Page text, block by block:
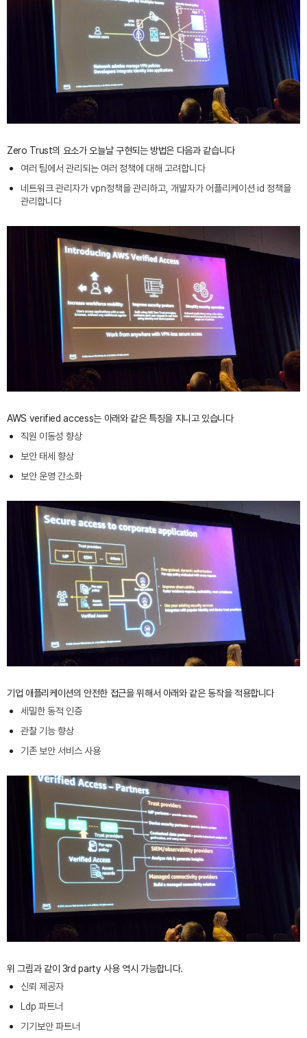
Zero Trust의 요소가 오늘날 구현되는 방법은 다음과 같습니다
여러 팀에서 관리되는 여러 정책에 대해 고려합니다
네트워크 관리자가 vpn정책을 관리하고, 개발자가 어플리케이션 id 정책을
관리합니다
AWS verified access는 아래와 같은 특징을 지니고 있습니다
직원 이동성 향상
보안 태세 향상
보안 운영 간소화
기업 애플리케이션의 안전한 접근을 위해서 아래와 같은 동작을 적용합니다
세밀한 동적 인증
관찰 기능 향상
기존 보안 서비스 사용
위 그림과 같이 3rd party 사용 역시 가능합니다.
신뢰 제공자
Ldp 파트너
기기보안 파트너